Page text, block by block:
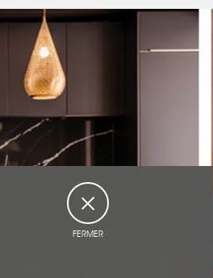
FERMER